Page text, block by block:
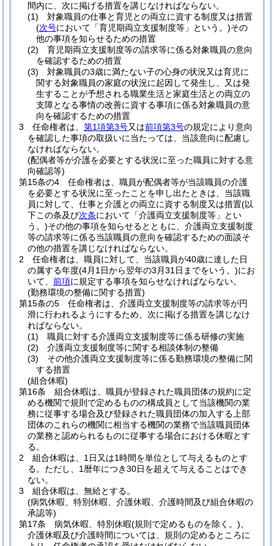
間内に、次に掲げる措置を講じなければならない。
(1)
対象職員の仕事と育児との両立に資する制度又は措置
(次号において「育児期両立支援制度等」という。)その
他の事項を知らせるための措置
(2)
育児期両立支援制度等の請求等に係る対象職員の意向
を確認するための措置
(3)
対象職員の3歳に満たない子の心身の状況又は育児に
関する対象職員の家庭の状況に起因して発生し、又は発
生することが予想される職業生活と家庭生活との両立の
支障となる事情の改善に資する事項に係る対象職員の意
向を確認するための措置
3
任命権者は、 第1項第3号又は前項第3号の規定により意向
を確認した事項の取扱いに当たっては、当該意向に配慮し
なければならない。
(配偶者等が介護を必要とする状況に至った職員に対する意
向確認等)
第15条の4
任命権者は、職員が配偶者等が当該職員の介護
を必要とする状況に至ったことを申し出たときは、当該職
員に対して、仕事と介護との両立に資する制度又は措置(以
下この条及び次条において「介護両立支援制度等」とい
う。)その他の事項を知らせるとともに、介護両立支援制度
等の請求等に係る当該職員の意向を確認するための面談そ
の他の措置を講じなければならない。
2
任命権者は、職員に対して、当該職員が40歳に達した日
の属する年度(4月1日から翌年の3月31日までをいう。)にお
いて、 前項に規定する事項を知らせなければならない。
(勤務環境の整備に関する措置)
第15条の5
任命権者は、介護両立支援制度等の請求等が円
滑に行われるようにするため、次に掲げる措置を講じなけ
ればならない。
(1)
職員に対する介護両立支援制度等に係る研修の実施
(2)
介護両立支援制度等に関する相談体制の整備
(3)
その他介護両立支援制度等に係る勤務環境の整備に関
する措置
(組合休暇)
第16条
組合休暇は、職員が登録された職員団体の規約に定
める機関で規則で定めるものの構成員として当該機関の業
務に従事する場合及び登録された職員団体の加入する上部
団体のこれらの機関に相当する機関の業務で当該職員団体
の業務と認められるものに従事する場合における休暇とす
る。
2
組合休暇は、1日又は1時間を単位として与えるものとす
る。 ただし、1暦年につき30日を超えて与えることはでき
ない。
3
組合休暇は、無給とする。
(病気休暇、特別休暇、介護休暇、介護時間及び組合休暇の
承認等)
第17条
病気休暇、特別休暇(規則で定めるものを除く。)
介護休暇及び介護時間については、規則の定めるところに